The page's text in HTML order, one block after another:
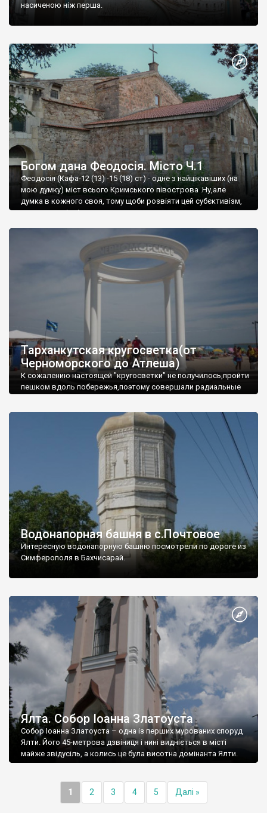
насиченою ніж перша.
Богом дана Феодосія. Місто Ч.1
Феодосія (Кафа-12 (13) -15 (18) ст) - одне з найцікавіших (на
мою думку) міст всього Кримського півострова .Ну,але
думка в кожного своя, тому щоби розвіяти цей субєктивізм,
запрошую відвідати це
Тарханкутская кругосветка(от
Черноморского до Атлеша)
К сожалению настоящей "кругосветки" не получилось,пройти
пешком вдоль побережья,поэтому совершали радиальные
Водонапорная башня в с.Почтовое
Интересную водонапорную башню посмотрели по дороге из
Симферополя в Бахчисарай.
Ялта. Собор Іоанна Златоуста
Собор Іоанна Златоуста – одна із перших мурованих споруд
Ялти. Його 45-метрова дзвіниця і нині видніється в місті
майже звідусіль, а колись це була висотна домінанта Ялти.
1 2 3 4 5 Далі »